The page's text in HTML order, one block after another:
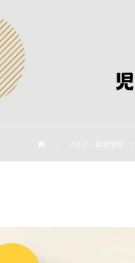
ブログ・最新情報